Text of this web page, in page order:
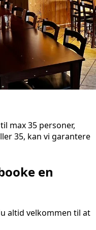
max 35 personer,
35, kan vi garantere
en
altid velkommen til at